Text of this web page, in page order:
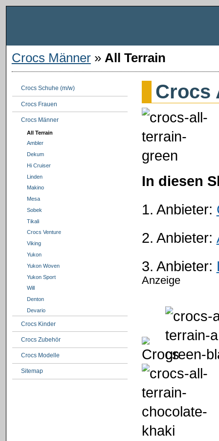
Crocs Männer» All Terrain
Crocs Schuhe (m/w)
Crocs Frauen
Crocs Männer
All Terrain
Ambler
Dekum
Hi Cruiser
Linden
Makino
Mesa
Sobek
Tikali
Crocs Venture
Viking
Yukon
Yukon Woven
Yukon Sport
Will
Denton
Devario
Crocs Kinder
Crocs Zubehör
Crocs Modelle
Sitemap
Crocs
In diesen
1. Anbieter:
2. Anbieter:
3. Anbieter:
Anzeige